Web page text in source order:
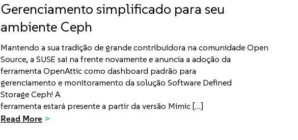
Gerenciamento simplificado para seu
ambiente Ceph
Mantendo a sua tradição de grande contribuidora na comunidade Open
Source, a SUSE sai na frente novamente e anuncia a adoção da
ferramenta OpenAttic como dashboard padrão para
gerenciamento e monitoramento da solução Software Defined
Storage Ceph! A
ferramenta estará presente a partir da versão Mimic […]
Read More